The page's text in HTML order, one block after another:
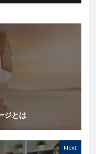
ジとは
Next